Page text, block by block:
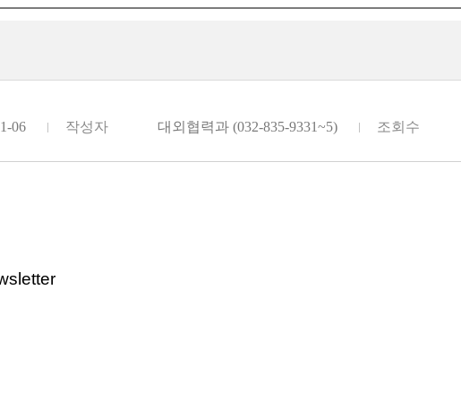
06 작성자 대외협력과 (032-835-9331~5) 조회수